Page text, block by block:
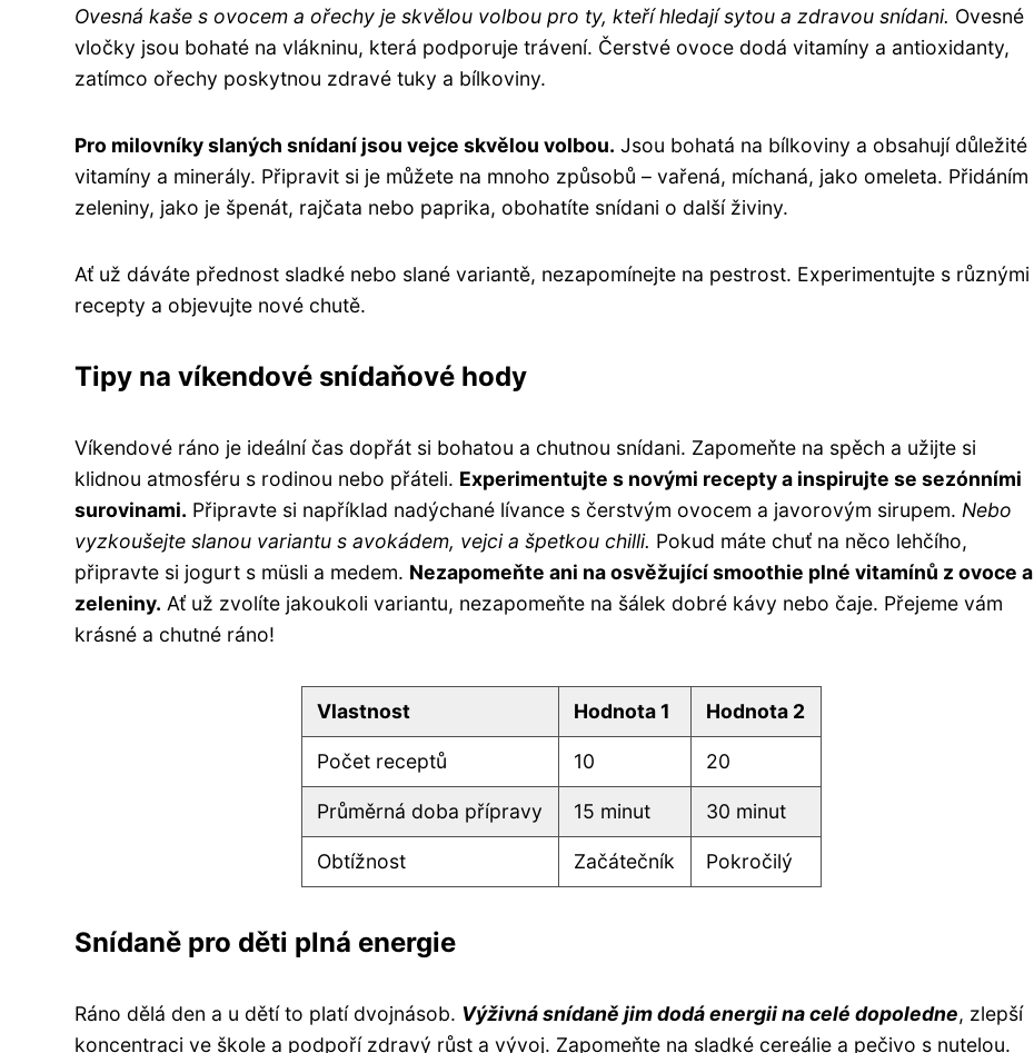
Ovesná kaše s ovocem a ořechy je skvělou volbou pro ty, kteří hledají sytou a zdravou snídani. Ovesné
vločky jsou bohaté na vlákninu, která podporuje trávení. Čerstvé ovoce dodá vitamíny a antioxidanty,
zatímco ořechy poskytnou zdravé tuky a bílkoviny.
Pro milovníky slaných snídaní jsou vejce skvělou volbou. Jsou bohatá na bílkoviny a obsahují důležité
vitamíny a minerály. Připravit si je můžete na mnoho způsobů – vařená, míchaná, jako omeleta. Přidáním
zeleniny, jako je špenát, rajčata nebo paprika, obohatíte snídani o další živiny.
Ať už dáváte přednost sladké nebo slané variantě, nezapomínejte na pestrost. Experimentujte s různými
recepty a objevujte nové chutě.
Tipy na víkendové snídaňové hody
Víkendové ráno je ideální čas dopřát si bohatou a chutnou snídani. Zapomeňte na spěch a užijte si
klidnou atmosféru s rodinou nebo přáteli. Experimentujte s novými recepty a inspirujte se sezónními
surovinami. Připravte si například nadýchané lívance s čerstvým ovocem a javorovým sirupem. Nebo
vyzkoušejte slanou variantu s avokádem, vejci a špetkou chilli. Pokud máte chuť na něco lehčího,
připravte si jogurt s müsli a medem. Nezapomeňte ani na osvěžující smoothie plné vitamínů z ovoce a
zeleniny. Ať už zvolíte jakoukoli variantu, nezapomeňte na šálek dobré kávy nebo čaje. Přejeme vám
krásné a chutné ráno!
Vlastnost Hodnota 1 Hodnota 2
Počet receptů 10 20
Průměrná doba přípravy 15 minut 30 minut
Obtížnost Začátečník Pokročilý
Snídaně pro děti plná energie
Ráno dělá den a u dětí to platí dvojnásob. Výživná snídaně jim dodá energii na celé dopoledne, zlepší
koncentraci ve škole a podpoří zdravý růst a vývoj. Zapomeňte na sladké cereálie a pečivo s nutelou.